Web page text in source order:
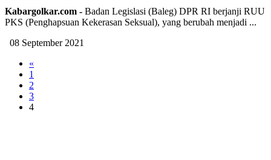
Kabargolkar.com - Badan Legislasi (Baleg) DPR RI berjanji RUU
PKS (Penghapsuan Kekerasan Seksual), yang berubah menjadi ...
08 September 2021
«
1
2
3
4